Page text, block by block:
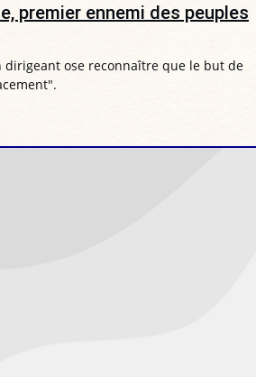
premier ennemi des peuples
dirigeant ose reconnaître que le but de